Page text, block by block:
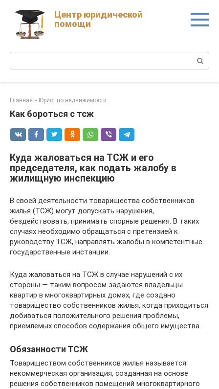
content
Центр юридической
помощи
Главная » Юрист по недвижимости
Как бороться с тсж
Куда жаловаться на ТСЖ и его
председателя, как подать жалобу в
жилищную инспекцию
В своей деятельности товарищества собственников
жилья (ТСЖ) могут допускать нарушения,
бездействовать, принимать спорные решения. В таких
случаях необходимо обращаться с претензией к
руководству ТСЖ, направлять жалобы в компетентные
государственные инстанции.
Куда жаловаться на ТСЖ в случае нарушений с их
стороны — таким вопросом задаются владельцы
квартир в многоквартирных домах, где создано
товарищество собственников жилья, когда приходиться
добиваться положительного решения проблемы,
приемлемых способов содержания общего имущества.
Обязанности ТСЖ
Товариществом собственников жилья называется
некоммерческая организация, созданная на основе
решения собственников помещений многоквартирного